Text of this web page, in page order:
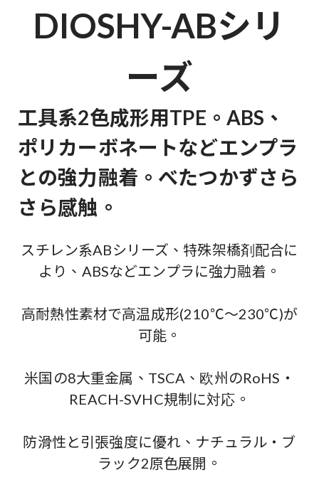
DIOSHY-ABシリ
ーズ
工具系2色成形用TPE。ABS、
ポリカーボネートなどエンプラ
との強力融着。べたつかずさら
さら感触。
スチレン系ABシリーズ、特殊架橋剤配合に
より、ABSなどエンプラに強力融着。
高耐熱性素材で高温成形(210℃～230℃)が
可能。
米国の8大重金属、TSCA、欧州のRoHS・
REACH-SVHC規制に対応。
防滑性と引張強度に優れ、ナチュラル・ブ
ラック2原色展開。